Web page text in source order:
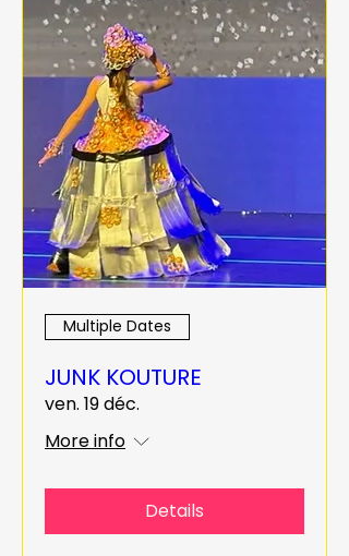
Multiple Dates
JUNK KOUTURE
ven. 19 déc.
More info
Details